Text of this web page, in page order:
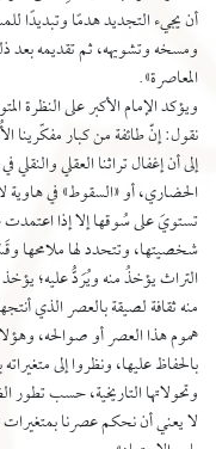
أن يجيء التجديد هدمًا وتبديدًا
ومسخه وتشويهه، ثم تقديمه بعد
المعاصرة».
ويؤكد الإمام الأكبر على النظرة
نقول: إنّ طائفة من كبار مفكِّرينا
إلى أن إغفال تراثنا العقلي
الحضاري، أو «السقوط» في هاوية
تستويَ على سُوقها إلا إذا
شخصيتها، وتتحدد لها ملامحها
التراث يؤخذُ منه ويُرَدُّ عليه؛
منه ثقافة لصيقة بالعصر الذي
هموم هذا العصر أو صوالحه،
بالحفاظ عليها، ونظروا إلى
وتحولاتها التاريخية، حسب
لا يعني أن نحكم عصرنا